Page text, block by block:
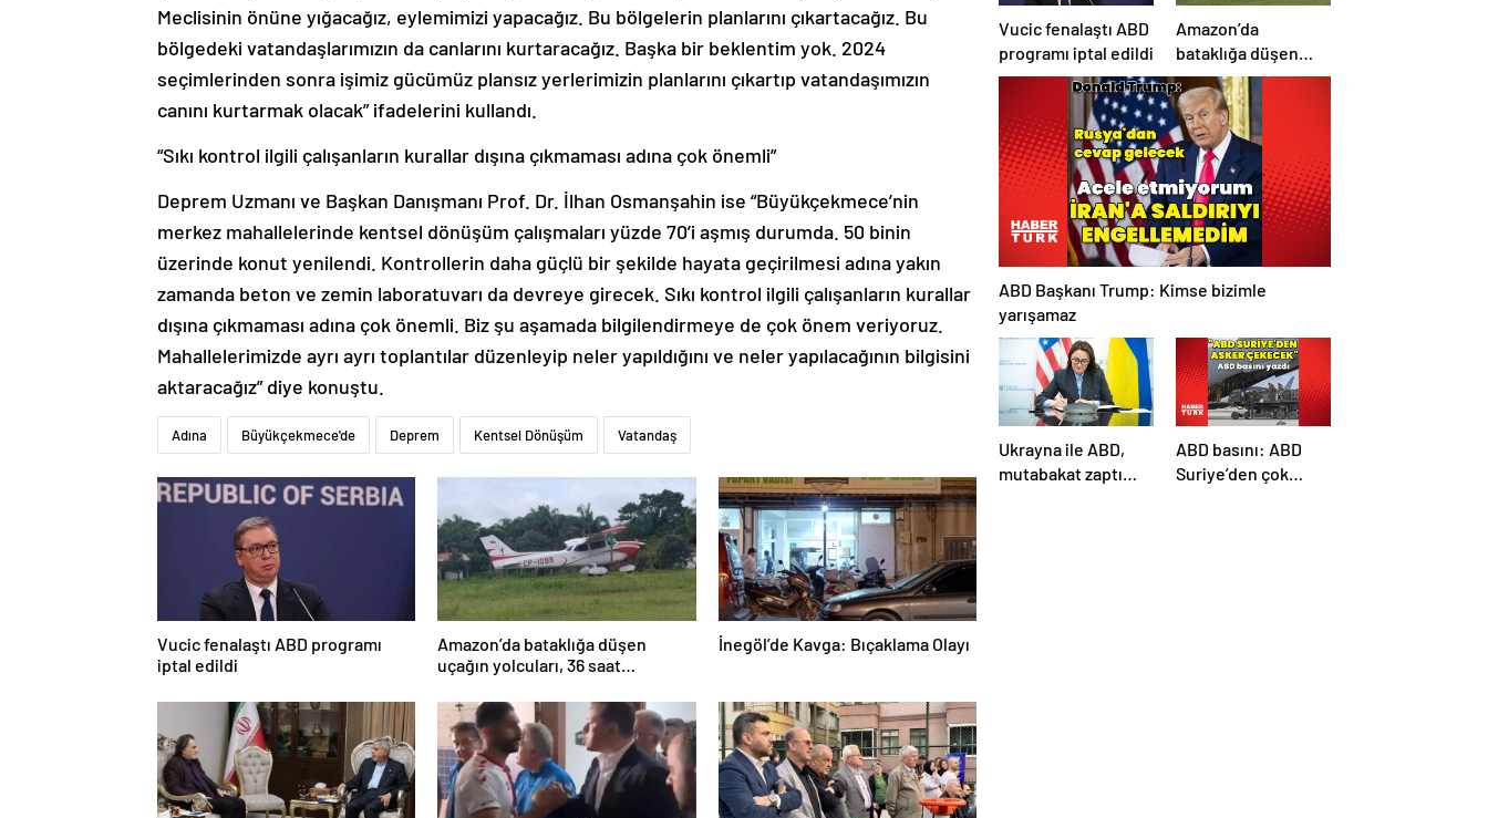
Meclisinin önüne yığacağız, eylemimizi yapacağız. Bu bölgelerin planlarını çıkartacağız. Bu
bölgedeki vatandaşlarımızın da canlarını kurtaracağız. Başka bir beklentim yok. 2024
seçimlerinden sonra işimiz gücümüz plansız yerlerimizin planlarını çıkartıp vatandaşımızın
canını kurtarmak olacak” ifadelerini kullandı.
“Sıkı kontrol ilgili çalışanların kurallar dışına çıkmaması adına çok önemli”
Deprem Uzmanı ve Başkan Danışmanı Prof. Dr. İlhan Osmanşahin ise “Büyükçekmece’nin
merkez mahallelerinde kentsel dönüşüm çalışmaları yüzde 70’i aşmış durumda. 50 binin
üzerinde konut yenilendi. Kontrollerin daha güçlü bir şekilde hayata geçirilmesi adına yakın
zamanda beton ve zemin laboratuvarı da devreye girecek. Sıkı kontrol ilgili çalışanların kurallar
dışına çıkmaması adına çok önemli. Biz şu aşamada bilgilendirmeye de çok önem veriyoruz.
Mahallelerimizde ayrı ayrı toplantılar düzenleyip neler yapıldığını ve neler yapılacağının bilgisini
aktaracağız” diye konuştu.
Adına Büyükçekmece'de Deprem Kentsel Dönüşüm Vatandaş
Vucic fenalaştı ABD programı
iptal edildi
Amazon’da bataklığa düşen
uçağın yolcuları, 36 saat
İnegöl’de Kavga: Bıçaklama Olayı
Vucic fenalaştı ABD
programı iptal edildi
Amazon’da
bataklığa düşen
uçağın yolcuları, 36
saat kurtarılmayı
bekledi
ABD Başkanı Trump: Kimse bizimle
yarışamaz
Ukrayna ile ABD,
mutabakat zaptı
ABD basını: ABD
Suriye’den çok